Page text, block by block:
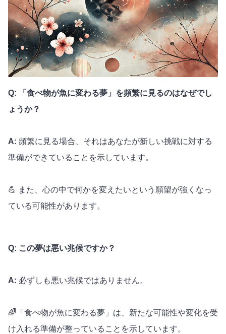
Q: 「食べ物が魚に変わる夢」を頻繁に見るのはなぜでし
ょうか？
A: 頻繁に見る場合、それはあなたが新しい挑戦に対する
準備ができていることを示しています。
💪 また、心の中で何かを変えたいという願望が強くなっ
ている可能性があります。
Q: この夢は悪い兆候ですか？
A: 必ずしも悪い兆候ではありません。
🌈「食べ物が魚に変わる夢」は、新たな可能性や変化を受
け入れる準備が整っていることを示しています。